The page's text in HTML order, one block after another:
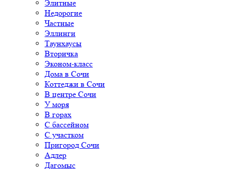
Элитные
Недорогие
Частные
Эллинги
Таунхаусы
Вторичка
Эконом-класс
Дома в Сочи
Коттеджи в Сочи
В центре Сочи
У моря
В горах
С бассейном
С участком
Пригород Сочи
Адлер
Дагомыс